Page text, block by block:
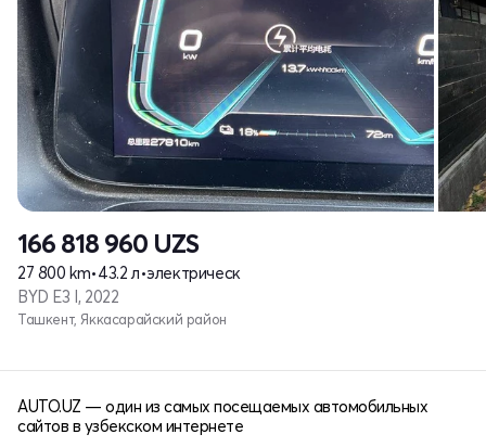
166 818 960 UZS
27 800 km•43.2 л•электрическ
BYD E3 I, 2022
Ташкент, Яккасарайский район
AUTO.UZ — один из самых посещаемых автомобильных
сайтов в узбекском интернете